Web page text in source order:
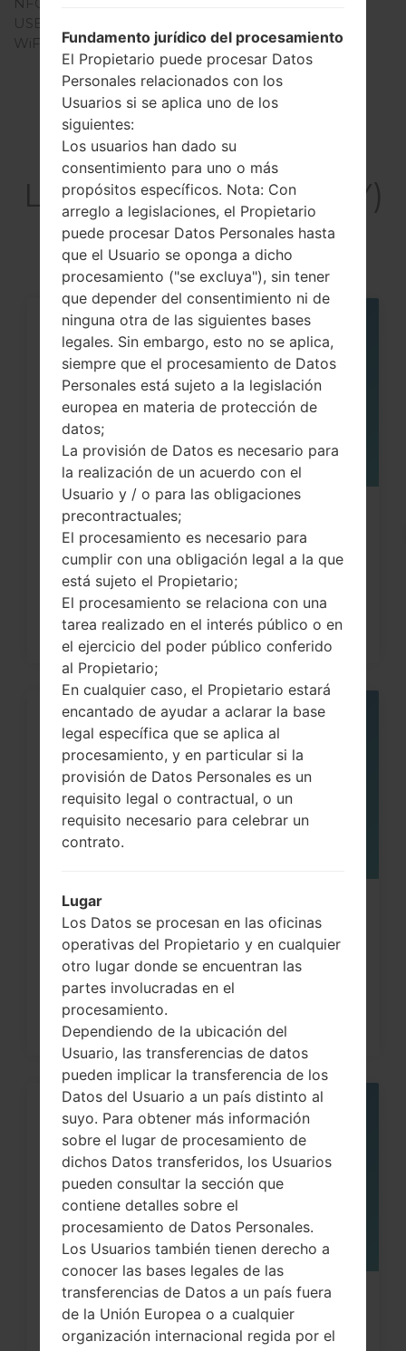
USB
WiFi
Wi-Fi802.11b/g/n, Wi-Fi
Direct, hotspot
Artículos
LGH441ZY(LGH441ZY)
akaLG Spirit
Cómo hacer Reinicio Completo en
LG G3, G4, G5 , G7...
¿Cómo restablecer datos de fábrica
a través del código...
¿Cómo restablecer datos de fábrica
a través del menú...
Fundamento jurídico del procesamiento
El Propietario puede procesar Datos
Personales relacionados con los
Usuarios si se aplica uno de los
siguientes:
Los usuarios han dado su
consentimiento para uno o más
propósitos específicos. Nota: Con
arreglo a legislaciones, el Propietario
puede procesar Datos Personales hasta
que el Usuario se oponga a dicho
procesamiento ("se excluya"), sin tener
que depender del consentimiento ni de
ninguna otra de las siguientes bases
legales. Sin embargo, esto no se aplica,
siempre que el procesamiento de Datos
Personales está sujeto a la legislación
europea en materia de protección de
datos;
La provisión de Datos es necesario para
la realización de un acuerdo con el
Usuario y / o para las obligaciones
precontractuales;
El procesamiento es necesario para
cumplir con una obligación legal a la que
está sujeto el Propietario;
El procesamiento se relaciona con una
tarea realizado en el interés público o en
el ejercicio del poder público conferido
al Propietario;
En cualquier caso, el Propietario estará
encantado de ayudar a aclarar la base
legal específica que se aplica al
procesamiento, y en particular si la
provisión de Datos Personales es un
requisito legal o contractual, o un
requisito necesario para celebrar un
contrato.
Lugar
Los Datos se procesan en las oficinas
operativas del Propietario y en cualquier
otro lugar donde se encuentran las
partes involucradas en el
procesamiento.
Dependiendo de la ubicación del
Usuario, las transferencias de datos
pueden implicar la transferencia de los
Datos del Usuario a un país distinto al
suyo. Para obtener más información
sobre el lugar de procesamiento de
dichos Datos transferidos, los Usuarios
pueden consultar la sección que
contiene detalles sobre el
procesamiento de Datos Personales.
Los Usuarios también tienen derecho a
conocer las bases legales de las
transferencias de Datos a un país fuera
de la Unión Europea o a cualquier
organización internacional regida por el